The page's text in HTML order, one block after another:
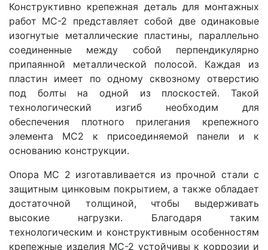
Конструктивно крепежная деталь для монтажных
работ МС-2 представляет собой две одинаковые
изогнутые металлические пластины, параллельно
соединенные между собой перпендикулярно
припаянной металлической полосой. Каждая из
пластин имеет по одному сквозному отверстию
под болты на одной из плоскостей. Такой
технологический изгиб необходим для
обеспечения плотного прилегания крепежного
элемента МС2 к присоединяемой панели и к
основанию конструкции.
Опора МС 2 изготавливается из прочной стали с
защитным цинковым покрытием, а также обладает
достаточной толщиной, чтобы выдерживать
высокие нагрузки. Благодаря таким
технологическим и конструктивным особенностям
крепежные изделия МС-2 устойчивы к коррозии и